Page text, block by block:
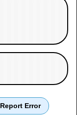
Report Error